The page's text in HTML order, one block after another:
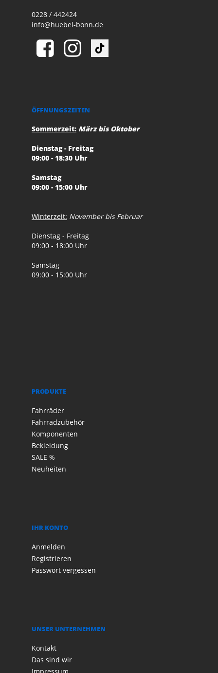
0228 / 442424
info@huebel-bonn.de
ÖFFNUNGSZEITEN
Sommerzeit: März bis Oktober
Dienstag - Freitag
09:00 - 18:30 Uhr
Samstag
09:00 - 15:00 Uhr
Winterzeit: November bis Februar
Dienstag - Freitag
09:00 - 18:00 Uhr
Samstag
09:00 - 15:00 Uhr
PRODUKTE
Fahrräder
Fahrradzubehör
Komponenten
Bekleidung
SALE %
Neuheiten
IHR KONTO
Anmelden
Registrieren
Passwort vergessen
UNSER UNTERNEHMEN
Kontakt
Das sind wir